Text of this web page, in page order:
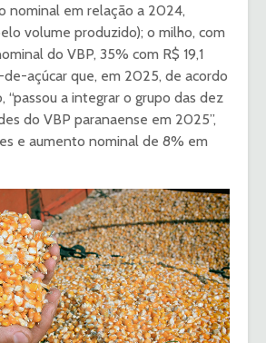
nominal em relação a 2024,
volume produzido); o milho, com
do VBP, 35% com R$ 19,1
de-açúcar que, em 2025, de acordo
“passou a integrar o grupo das dez
do VBP paranaense em 2025”,
e aumento nominal de 8% em